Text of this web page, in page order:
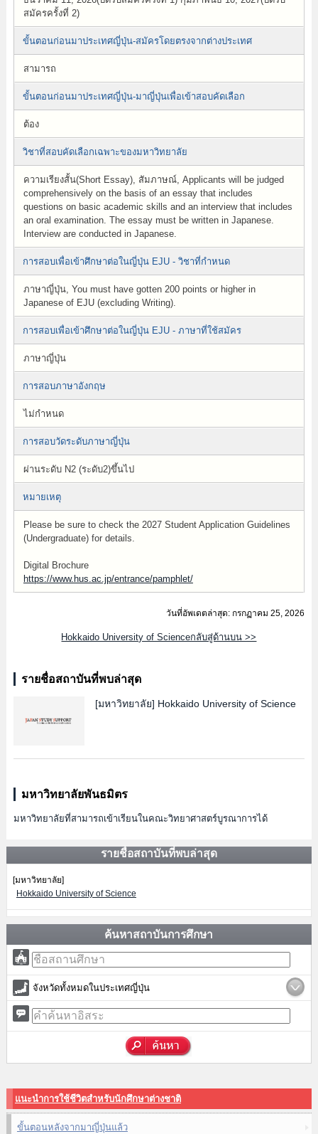
สมัครครั้งที่ 2)
ขั้นตอนก่อนมาประเทศญี่ปุ่น-สมัครโดยตรงจากต่างประเทศ
สามารถ
ขั้นตอนก่อนมาประเทศญี่ปุ่น-มาญี่ปุ่นเพื่อเข้าสอบคัดเลือก
ต้อง
วิชาที่สอบคัดเลือกเฉพาะของมหาวิทยาลัย
ความเรียงสั้น(Short Essay), สัมภาษณ์, Applicants will be judged
comprehensively on the basis of an essay that includes
questions on basic academic skills and an interview that includes
an oral examination. The essay must be written in Japanese.
Interview are conducted in Japanese.
การสอบเพื่อเข้าศึกษาต่อในญี่ปุ่น EJU - วิชาที่กำหนด
ภาษาญี่ปุ่น, You must have gotten 200 points or higher in
Japanese of EJU (excluding Writing).
การสอบเพื่อเข้าศึกษาต่อในญี่ปุ่น EJU - ภาษาที่ใช้สมัคร
ภาษาญี่ปุ่น
การสอบภาษาอังกฤษ
ไม่กำหนด
การสอบวัดระดับภาษาญี่ปุ่น
ผ่านระดับ N2 (ระดับ2)ขึ้นไป
หมายเหตุ
Please be sure to check the 2027 Student Application Guidelines
(Undergraduate) for details.
Digital Brochure
https://www.hus.ac.jp/entrance/pamphlet/
วันที่อัพเดตล่าสุด: กรกฏาคม 25, 2026
Hokkaido University of Scienceกลับสู่ด้านบน >>
รายชื่อสถาบันที่พบล่าสุด
[มหาวิทยาลัย] Hokkaido University of Science
มหาวิทยาลัยพันธมิตร
มหาวิทยาลัยที่สามารถเข้าเรียนในคณะวิทยาศาสตร์บูรณาการได้
รายชื่อสถาบันที่พบล่าสุด
[มหาวิทยาลัย]
Hokkaido University of Science
ค้นหาสถาบันการศึกษา
จังหวัดทั้งหมดในประเทศญี่ปุ่น
แนะนำการใช้ชีวิตสำหรับนักศึกษาต่างชาติ
ขั้นตอนหลังจากมาญี่ปุ่นแล้ว